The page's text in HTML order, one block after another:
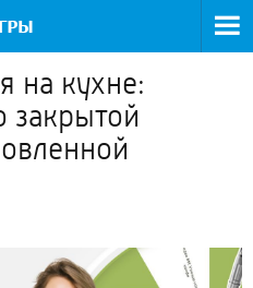
на кухне:
закрытой